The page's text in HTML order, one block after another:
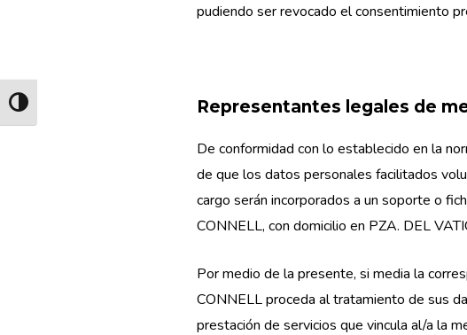
ALTERNAR ALTO CONTRASTE
pudiendo ser revocado el consentimiento
Representantes legales de
De conformidad con lo establecido en la
de que los datos personales facilitados
cargo serán incorporados a un soporte o
CONNELL, con domicilio en PZA. DEL
Por medio de la presente, si media la
CONNELL proceda al tratamiento de sus
prestación de servicios que vincula al/a la